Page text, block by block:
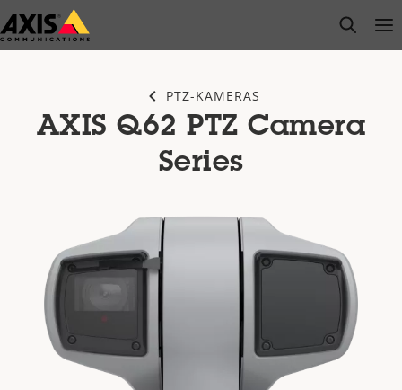
Zum
Hauptinhalt
open
PTZ-KAMERAS
AXIS Q62 PTZ Camera
Series